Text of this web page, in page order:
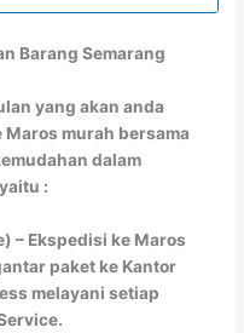
Barang Semarang
yang akan anda
murah bersama
dalam
:
– Ekspedisi ke Maros
paket ke Kantor
melayani setiap